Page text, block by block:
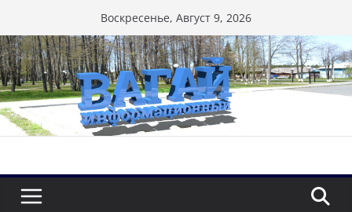
к
содержимому
Воскресенье, Август 9, 2026